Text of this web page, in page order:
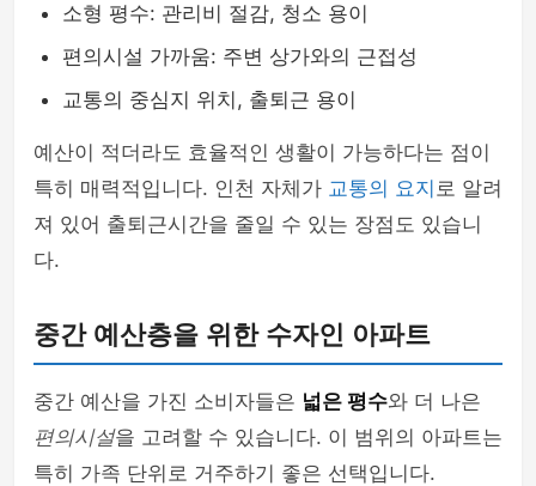
소형 평수: 관리비 절감, 청소 용이
편의시설 가까움: 주변 상가와의 근접성
교통의 중심지 위치, 출퇴근 용이
예산이 적더라도 효율적인 생활이 가능하다는 점이
특히 매력적입니다. 인천 자체가 교통의 요지 로 알려
져 있어 출퇴근시간을 줄일 수 있는 장점도 있습니
다.
중간 예산층을 위한 수자인 아파트
중간 예산을 가진 소비자들은 넓은 평수와 더 나은
편의시설을 고려할 수 있습니다. 이 범위의 아파트는
특히 가족 단위로 거주하기 좋은 선택입니다.